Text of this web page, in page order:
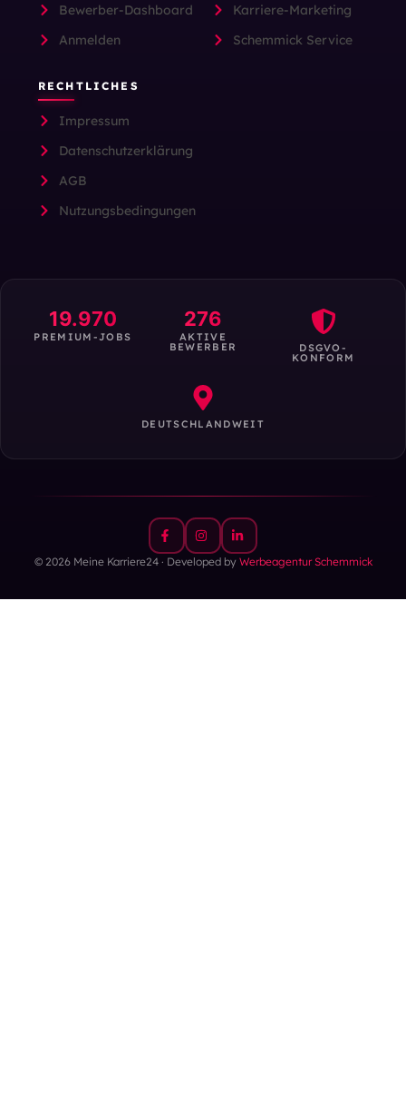
Bewerber-Dashboard
Anmelden
Karriere-Marketing
Schemmick Service
RECHTLICHES
Impressum
Datenschutzerklärung
AGB
Nutzungsbedingungen
19.970
PREMIUM-JOBS
276
AKTIVE
BEWERBER DSGVO-
KONFORM
DEUTSCHLANDWEIT
© 2026 Meine Karriere24 · Developed by Werbeagentur Schemmick